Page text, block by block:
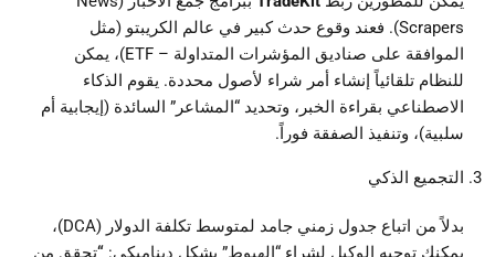
Scrapers). فعند وقوع حدث كبير في عالم الكريبتو (مثل
الموافقة على صناديق المؤشرات المتداولة – ETF)، يمكن
للنظام تلقائياً إنشاء أمر شراء لأصول محددة. يقوم الذكاء
الاصطناعي بقراءة الخبر، وتحديد “المشاعر” السائدة (إيجابية أم
سلبية)، وتنفيذ الصفقة فوراً.
التجميع الذكي
بدلاً من اتباع جدول زمني جامد لمتوسط تكلفة الدولار (DCA)،
يمكنك توجيه الوكيل لشراء “الهبوط” بشكل ديناميكي: “تحقق من